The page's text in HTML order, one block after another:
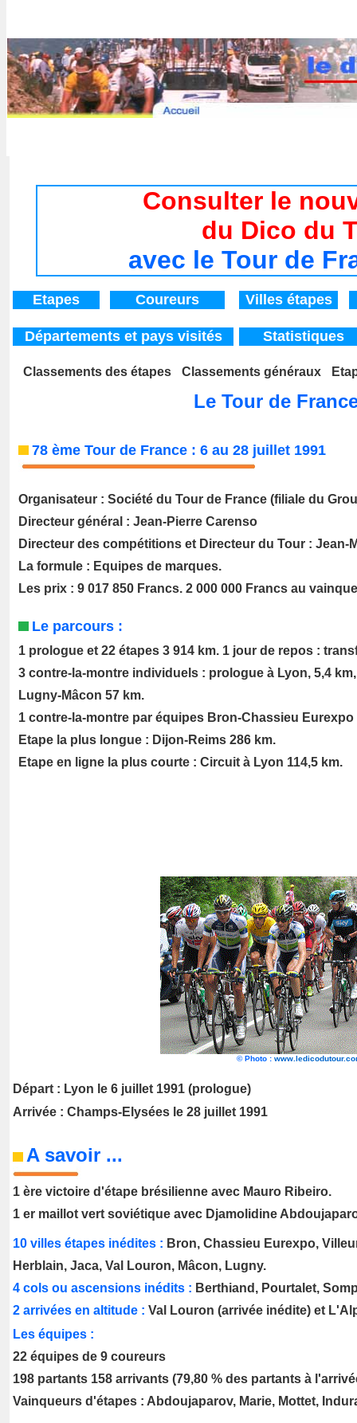
Consulter le
du Dico du
avec le Tour de
Etapes Coureurs Villes étapes
Départements et pays visités Statistiques
Classements des étapes Classements généraux
Le Tour de
78 ème Tour de France : 6 au 28 juillet 1991
Organisateur : Société du Tour de France (filiale du
Directeur général : Jean-Pierre Carenso
Directeur des compétitions et Directeur du Tour : Jean-
La formule : Equipes de marques.
Les prix : 9 017 850 Francs. 2 000 000 Francs au
Le parcours :
1 prologue et 22 étapes 3 914 km. 1 jour de repos :
3 contre-la-montre individuels : prologue à Lyon, 5,4
Lugny-Mâcon 57 km.
1 contre-la-montre par équipes Bron-Chassieu Eurexpo
Etape la plus longue : Dijon-Reims 286 km.
Etape en ligne la plus courte : Circuit à Lyon 114,5 km.
© Photo :
Départ : Lyon le 6 juillet 1991 (prologue)
Arrivée : Champs-Elysées le 28 juillet 1991
A savoir ...
1 ère victoire d'étape brésilienne avec Mauro Ribeiro.
1 er maillot vert soviétique avec Djamolidine
10 villes étapes inédites : Bron, Chassieu Eurexpo,
Herblain, Jaca, Val Louron, Mâcon, Lugny.
4 cols ou ascensions inédits : Berthiand, Pourtalet,
2 arrivées en altitude : Val Louron (arrivée inédite) et
Les équipes :
22 équipes de 9 coureurs
198 partants 158 arrivants (79,80 % des partants à
Vainqueurs d'étapes : Abdoujaparov, Marie, Mottet,